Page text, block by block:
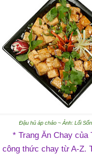
Đậu hủ áp chảo ~ Ảnh: Lối
* Trang Ăn Chay
thức chay từ A-Z.